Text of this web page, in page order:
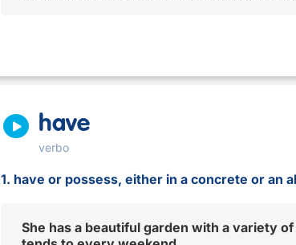
have
verbo
1. have or possess, either in a concrete or an
She has a beautiful garden with a variety